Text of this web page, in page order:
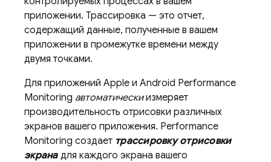
приложении. Трассировка — это отчет,
содержащий данные, полученные в вашем
приложении в промежутке времени между
двумя точками.
Для приложений Apple и Android Performance
Monitoring автоматическиизмеряет
производительность отрисовки различных
экранов вашего приложения. Performance
Monitoring создает трассировку отрисовки
экранадля каждого экрана вашего